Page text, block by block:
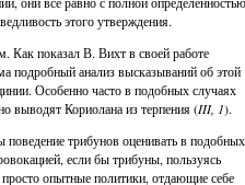
этого утверждения.
Как показал В. Вихт в своей работе
подробный анализ высказываний об этой
Особенно часто в подобных случаях
выводят Кориолана из терпения (III, 1).
трибунов оценивать в подобных
если бы трибуны, пользуясь
опытные политики, отдающие себе